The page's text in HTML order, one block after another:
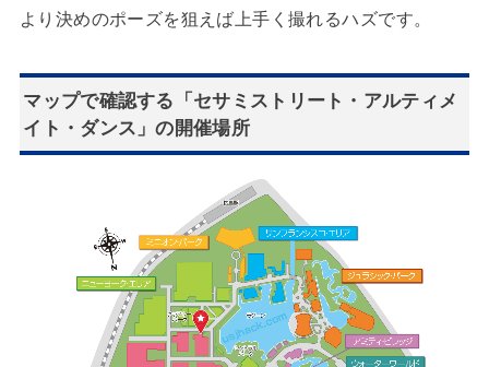
より決めのポーズを狙えば上手く撮れるハズです。
マップで確認する「セサミストリート・アルティメ
イト・ダンス」の開催場所